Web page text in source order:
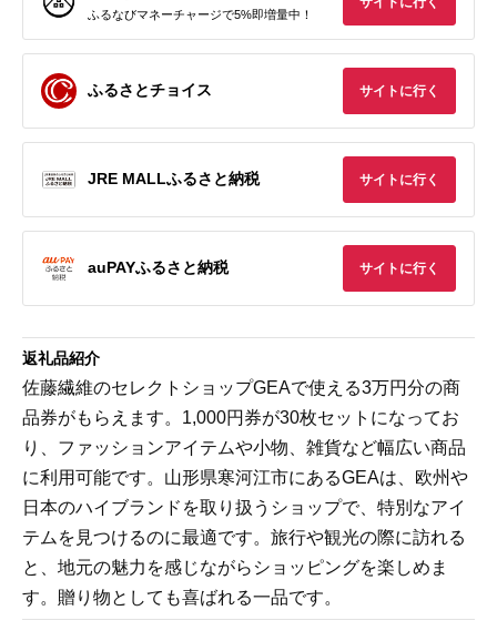
ふるなびマネーチャージで5%即増量中！
ふるさとチョイス サイトに行く
JRE MALLふるさと納税 サイトに行く
auPAYふるさと納税 サイトに行く
返礼品紹介
佐藤繊維のセレクトショップGEAで使える3万円分の商
品券がもらえます。1,000円券が30枚セットになってお
り、ファッションアイテムや小物、雑貨など幅広い商品
に利用可能です。山形県寒河江市にあるGEAは、欧州や
日本のハイブランドを取り扱うショップで、特別なアイ
テムを見つけるのに最適です。旅行や観光の際に訪れる
と、地元の魅力を感じながらショッピングを楽しめま
す。贈り物としても喜ばれる一品です。